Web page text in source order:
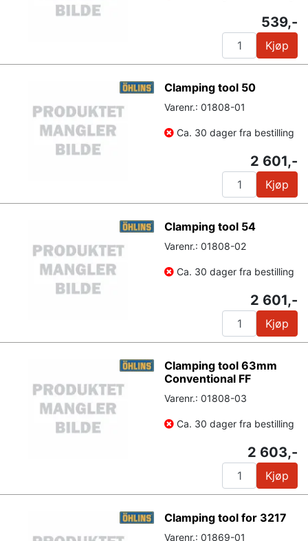
539,-
Kjøp
Clamping tool 50
Varenr.: 01808-01
Ca. 30 dager fra bestilling
2 601,-
Kjøp
Clamping tool 54
Varenr.: 01808-02
Ca. 30 dager fra bestilling
2 601,-
Kjøp
Clamping tool 63mm
Conventional FF
Varenr.: 01808-03
Ca. 30 dager fra bestilling
2 603,-
Kjøp
Clamping tool for 3217
Varenr.: 01869-01